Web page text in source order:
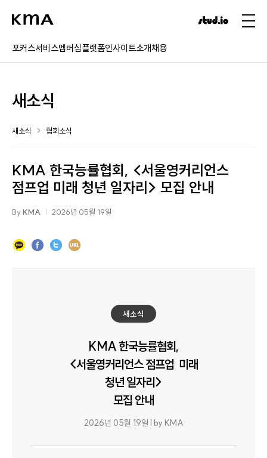
포커스서비스멤버십플랫폼인사이트소개채용
새소식
새소식 협회소식
KMA 한국능률협회, <서울영커리언스
점프업 미래 청년 일자리> 모집 안내
ByKMA 2026년 05월 19일
새소식
KMA 한국능률협회,
<서울영커리언스 점프업 미래
청년 일자리>
모집 안내
2026년 05월 19일 l by KMA